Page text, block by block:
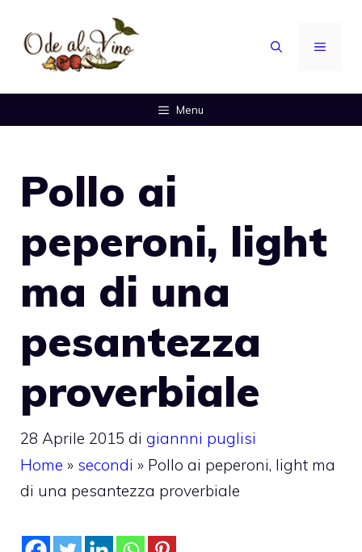
contenuto
MENU
Menu
Pollo ai
peperoni, light
ma di una
pesantezza
proverbiale
28 Aprile 2015 di giannni puglisi
Home » secondi » Pollo ai peperoni, light ma
di una pesantezza proverbiale